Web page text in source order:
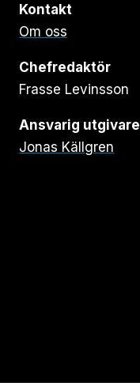
Kontakt
Om oss
Chefredaktör
Frasse Levinsson
Ansvarig utgivare
Jonas Källgren